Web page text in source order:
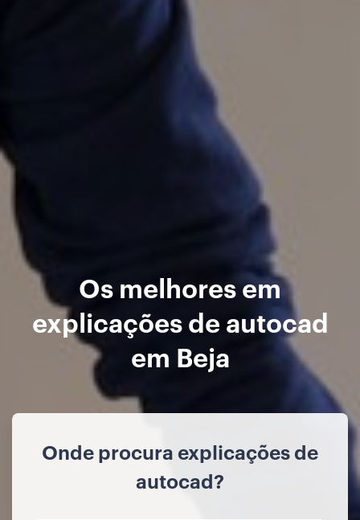
Os melhores em
explicações de autocad
em Beja
Onde procura explicações de
autocad?